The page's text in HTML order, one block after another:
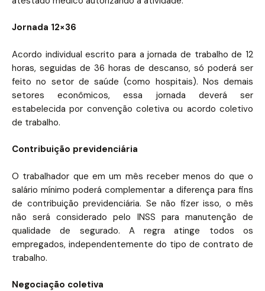
Jornada 12×36
Acordo individual escrito para a jornada de trabalho de 12
horas, seguidas de 36 horas de descanso, só poderá ser
feito no setor de saúde (como hospitais). Nos demais
setores econômicos, essa jornada deverá ser
estabelecida por convenção coletiva ou acordo coletivo
de trabalho.
Contribuição previdenciária
O trabalhador que em um mês receber menos do que o
salário mínimo poderá complementar a diferença para fins
de contribuição previdenciária. Se não fizer isso, o mês
não será considerado pelo INSS para manutenção de
qualidade de segurado. A regra atinge todos os
empregados, independentemente do tipo de contrato de
trabalho.
Negociação coletiva